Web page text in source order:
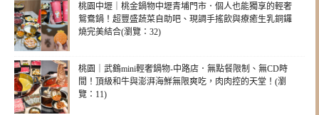
桃園中壢｜桃金鍋物中壢青埔門市．個人也能獨享的輕奢
鴛鴦鍋！超豐盛蔬菜自助吧、現調手搖飲與療癒生乳銅鑼
燒完美結合(瀏覽：32)
桃園｜武鶴mini輕奢鍋物-中路店．無點餐限制、無CD時
間！頂級和牛與澎湃海鮮無限爽吃，肉肉控的天堂！(瀏
覽：11)